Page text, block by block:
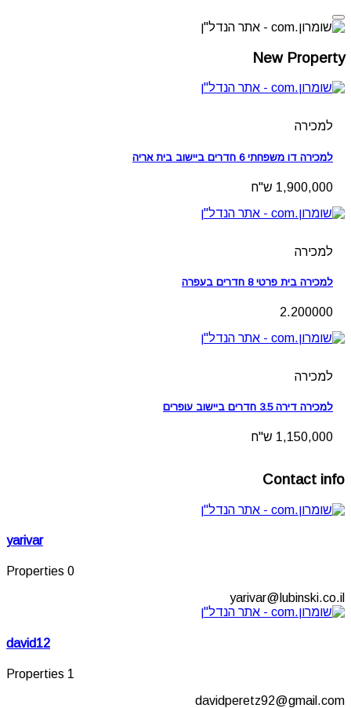
New Property
למכירה
למכירה דו משפחתי 6 חדרים ביישוב בית אריה
1,900,000 ש"ח
למכירה
למכירה בית פרטי 8 חדרים בעפרה
2.200000
למכירה
למכירה דירה 3.5 חדרים ביישוב עופרים
1,150,000 ש"ח
Contact info
yarivar
0 Properties
yarivar@lubinski.co.il
david12
1 Properties
davidperetz92@gmail.com